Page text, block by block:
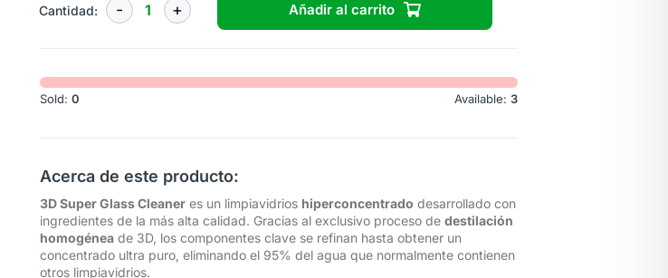
Cantidad: Añadir al carrito
Sold: 0 Available: 3
Acerca de este producto:
3D Super Glass Cleaneres un limpiavidrios hiperconcentrado desarrollado con
ingredientes de la más alta calidad. Gracias al exclusivo proceso de destilación
homogéneade 3D, los componentes clave se refinan hasta obtener un
concentrado ultra puro, eliminando el 95% del agua que normalmente contienen
otros limpiavidrios.